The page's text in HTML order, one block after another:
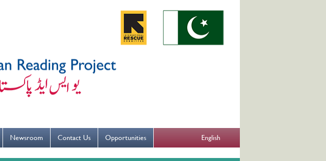
English
Newsroom Contact Us Opportunities